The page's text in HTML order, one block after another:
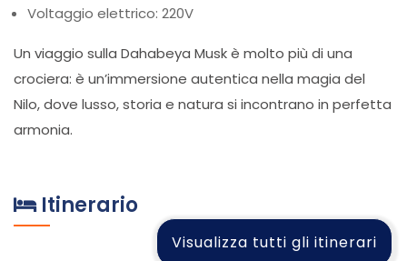
Voltaggio elettrico: 220V
Un viaggio sulla Dahabeya Musk è molto più di una
crociera: è un’immersione autentica nella magia del
Nilo, dove lusso, storia e natura si incontrano in perfetta
armonia.
Itinerario
Visualizza tutti gli itinerari